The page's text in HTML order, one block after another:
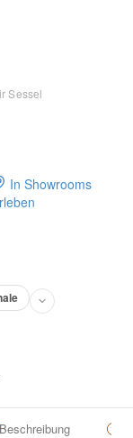
Sessel
In Showrooms
Beschreibung